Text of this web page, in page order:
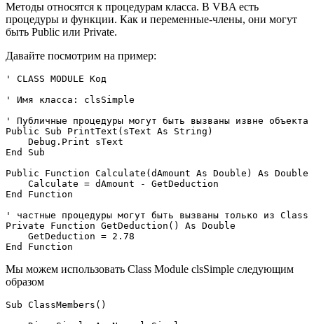
Методы относятся к процедурам класса. В VBA есть
процедуры и функции. Как и переменные-члены, они могут
быть Public или Private.
Давайте посмотрим на пример:
' CLASS MODULE Код
' Имя класса: clsSimple
' Публичные процедуры могут быть вызваны извне объекта
Public Sub PrintText(sText As String)
    Debug.Print sText
End Sub
Public Function Calculate(dAmount As Double) As Double
    Calculate = dAmount - GetDeduction
End Function
' частные процедуры могут быть вызваны только из Class
Private Function GetDeduction() As Double
    GetDeduction = 2.78
Мы можем использовать Class Module clsSimple следующим
образом
Sub ClassMembers()